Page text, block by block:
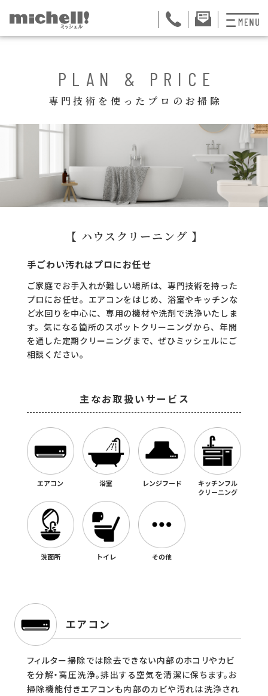
お掃除代行
整理収納サービス
おためしサービス
サービス一覧
ご案内
お知らせ
PLAN & PRICE
専門技術を使ったプロのお掃除
【 ハウスクリーニング 】
手ごわい汚れはプロにお任せ
ご家庭でお手入れが難しい場所は、専門技術を持った
プロにお任せ。エアコンをはじめ、 浴室やキッチンな
ど水回りを中心に、専用の機材や洗剤で洗浄いたしま
す。気になる箇所のスポットクリーニングから、年間
を通した定期クリーニングまで、ぜひミッシェルにご
相談ください。
主なお取扱いサービス
エアコン 浴室 レンジフード
キッチンフル
クリーニング
洗面所 トイレ その他
エアコン
フィルター掃除では除去できない内部のホコリやカビ
を分解・高圧洗浄。排出する空気を清潔に保ちます。お
掃除機能付きエアコンも内部のカビや汚れは洗浄され